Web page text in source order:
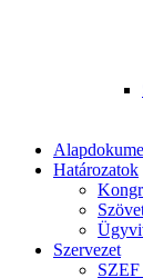
Határozatok
Szervezet
SZEF